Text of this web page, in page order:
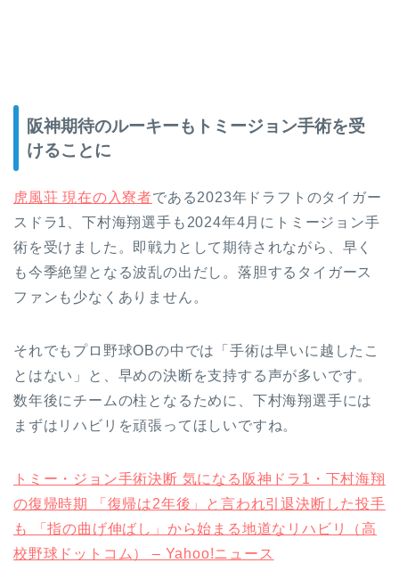
阪神期待のルーキーもトミージョン手術を受
けることに
虎風荘 現在の入寮者である2023年ドラフトのタイガー
スドラ1、下村海翔選手も2024年4月にトミージョン手
術を受けました。即戦力として期待されながら、早く
も今季絶望となる波乱の出だし。落胆するタイガース
ファンも少なくありません。
それでもプロ野球OBの中では「手術は早いに越したこ
とはない」と、早めの決断を支持する声が多いです。
数年後にチームの柱となるために、下村海翔選手には
まずはリハビリを頑張ってほしいですね。
トミー・ジョン手術決断 気になる阪神ドラ1・下村海翔
の復帰時期 「復帰は2年後」と言われ引退決断した投手
も 「指の曲げ伸ばし」から始まる地道なリハビリ（高
校野球ドットコム） – Yahoo!ニュース